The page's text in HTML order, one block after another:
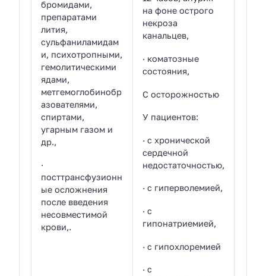
бромидами,
препаратами
лития,
сульфаниламидам
и, психотропными,
гемолитическими
ядами,
метгемоглобинобр
азователями,
спиртами,
угарным газом и
др.,
·
посттрансфузионн
ые осложнения
после введения
несовместимой
крови,.
на фоне острого
некроза
канальцев,
· коматозные
состояния,
С осторожностью
У пациентов:
· с хронической
сердечной
недостаточностью,
· с гиперволемией,
· с
гипонатриемией,
· с гипохлоремией
· с